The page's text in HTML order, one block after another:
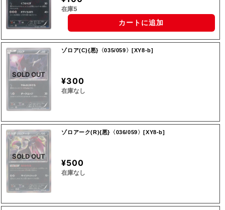
在庫5
カートに追加
SOLD OUT
ゾロア(C){悪}〈035/059〉[XY8-b]
¥300
在庫なし
SOLD OUT
ゾロアーク(R){悪}〈036/059〉[XY8-b]
¥500
在庫なし